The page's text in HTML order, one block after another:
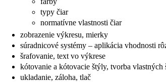
typy čiar
normatívne vlastnosti čiar
zobrazenie výkresu, mierky
súradnicové systémy – aplikácia vhodnosti
šrafovanie, text vo výkrese
kótovanie a kótovacie štýly, tvorba vlastných
ukladanie, záloha, tlač